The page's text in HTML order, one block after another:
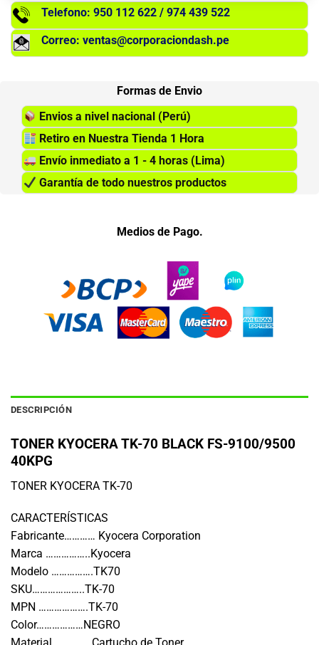
Telefono: 950 112 622 / 974 439 522
Correo: ventas@corporaciondash.pe
Formas de Envio
Envios a nivel nacional (Perú)
Retiro en Nuestra Tienda 1 Hora
Envío inmediato a 1 - 4 horas (Lima)
Garantía de todo nuestros productos
Medios de Pago.
DESCRIPCIÓN
TONER KYOCERA TK-70 BLACK FS-9100/9500
40KPG
TONER KYOCERA TK-70
CARACTERÍSTICAS
Fabricante………… Kyocera Corporation
Marca ……………..Kyocera
Modelo …………….TK70
SKU………………..TK-70
MPN ……………….TK-70
Color………………NEGRO